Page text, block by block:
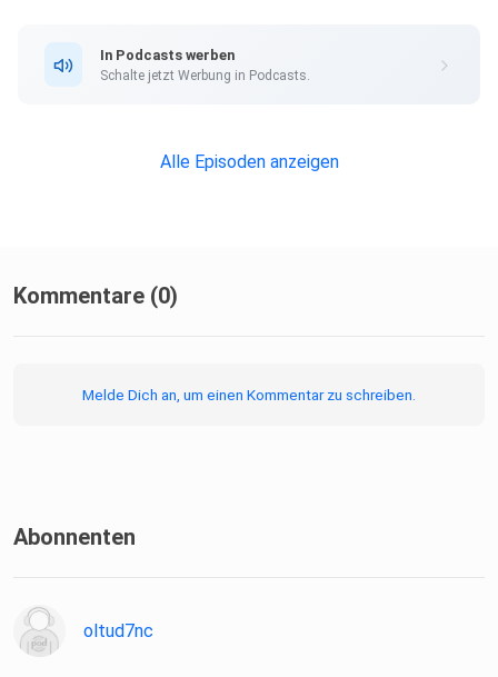
In Podcasts werben
Schalte jetzt Werbung in Podcasts.
Alle Episoden anzeigen
Kommentare (0)
Melde Dich an, um einen Kommentar zu schreiben.
Abonnenten
oltud7nc